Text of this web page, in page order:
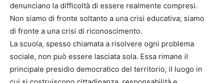
denunciano la difficoltà di essere realmente compresi.
Non siamo di fronte soltanto a una crisi educativa; siamo
di fronte a una crisi di riconoscimento.
La scuola, spesso chiamata a risolvere ogni problema
sociale, non può essere lasciata sola. Essa rimane il
principale presidio democratico del territorio, il luogo in